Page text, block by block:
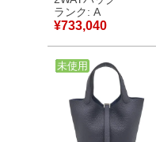
ロゴ AS4730 ランダ
ムシリアル 【保存
袋】 【中古】中古美
品
ランク: A
¥733,040
中古
未使用